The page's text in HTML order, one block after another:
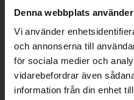
Denna webbplats
Vi använder
och annonserna till
för sociala medier och
vidarebefordrar även
information från din enhet
Weleda - 100%